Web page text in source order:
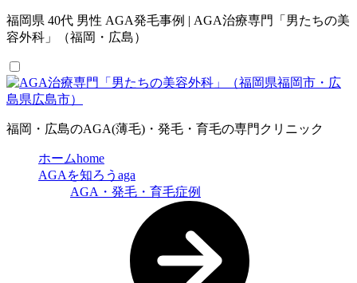
福岡県 40代 男性 AGA発毛事例 | AGA治療専門「男たちの美
容外科」（福岡・広島）
福岡・広島のAGA(薄毛)・発毛・育毛の専門クリニック
ホームhome
AGAを知ろう aga
AGA・発毛・育毛症例